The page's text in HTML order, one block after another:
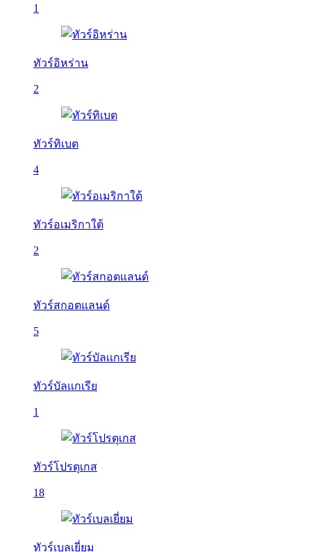
1
ทัวร์อิหร่าน
2
ทัวร์ทิเบต
4
ทัวร์อเมริกาใต้
2
ทัวร์สกอตแลนด์
5
ทัวร์บัลเเกเรีย
1
ทัวร์โปรตุเกส
18
ทัวร์เบลเยี่ยม